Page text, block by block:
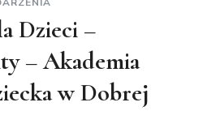
Dzieci –
– Akademia
w Dobrej